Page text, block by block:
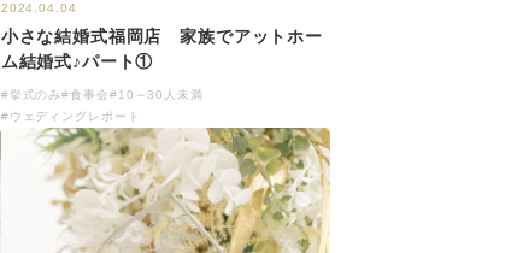
2024.04.04
小さな結婚式福岡店 家族でアットホー
ム結婚式♪パート①
#挙式のみ#食事会#10～30人未満
#ウェディングレポート